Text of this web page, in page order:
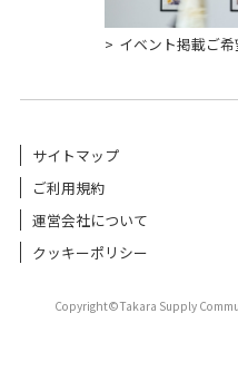
イベント掲載ご
サイトマップ
ご利用規約
運営会社について
クッキーポリシー
Copyright©Takara Supply